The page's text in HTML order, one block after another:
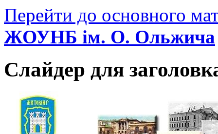
Перейти до основного
ЖОУНБ ім. О. Ольжича
Слайдер для